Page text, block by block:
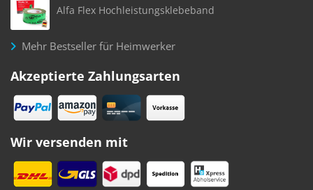
Alfa Flex Hochleistungsklebeband
Mehr Bestseller für Heimwerker
Akzeptierte Zahlungsarten
Wir versenden mit